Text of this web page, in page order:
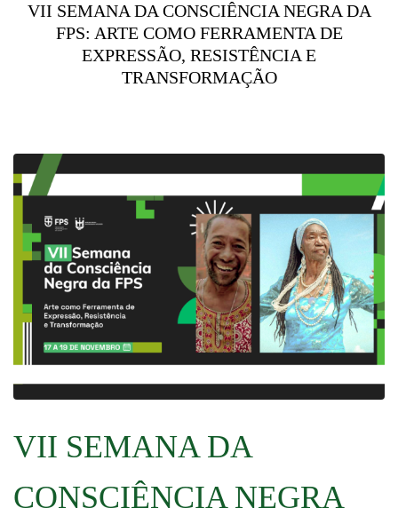
VII SEMANA DA CONSCIÊNCIA NEGRA DA
FPS: ARTE COMO FERRAMENTA DE
EXPRESSÃO, RESISTÊNCIA E
TRANSFORMAÇÃO
VII SEMANA DA
CONSCIÊNCIA NEGRA